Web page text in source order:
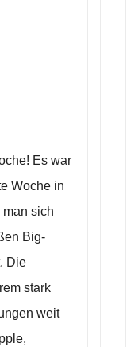
Es war
Woche in
sich
Big-
Die
stark
weit